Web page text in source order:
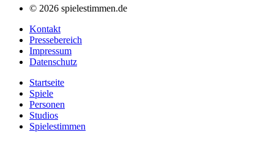
© 2026 spielestimmen.de
Kontakt
Pressebereich
Impressum
Datenschutz
Startseite
Spiele
Personen
Studios
Spielestimmen